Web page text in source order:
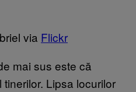
via Flickr
mai sus este că
Lipsa locurilor